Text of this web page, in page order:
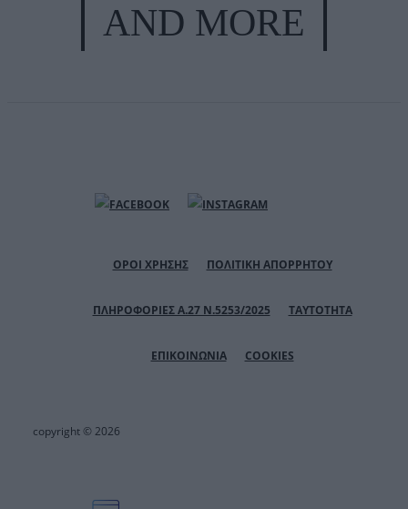
AND MORE
ΟΡΟΙ ΧΡΗΣΗΣ ΠΟΛΙΤΙΚΗ ΑΠΟΡΡΗΤΟΥ
ΠΛΗΡΟΦΟΡΙΕΣ Α.27 Ν.5253/2025 ΤΑΥΤΟΤΗΤΑ
ΕΠΙΚΟΙΝΩΝΙΑ COOKIES
copyright © 2026